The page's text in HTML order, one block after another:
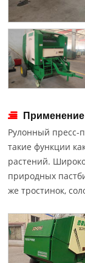
Применение
Рулонный пресс-
такие функции
растений.
природных
же тростинок,